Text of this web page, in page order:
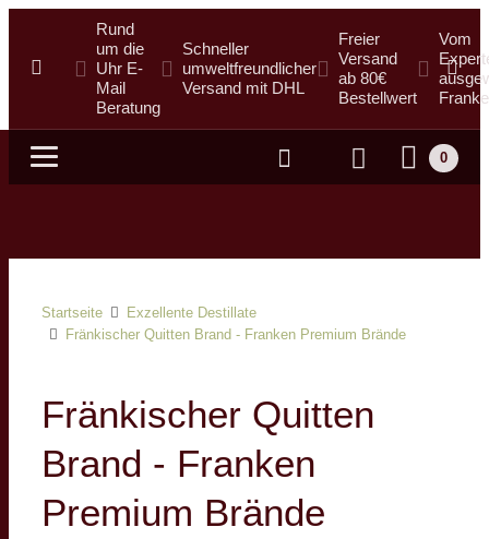
Rund
um die
Uhr E-
Mail
Beratung
Schneller
umweltfreundlicher
Versand mit DHL
Freier
Versand
ab 80€
Bestellwert
Vom
Suche
0
Startseite
Exzellente Destillate
Fränkischer Quitten Brand - Franken Premium Brände
Fränkischer Quitten
Brand - Franken
Premium Brände